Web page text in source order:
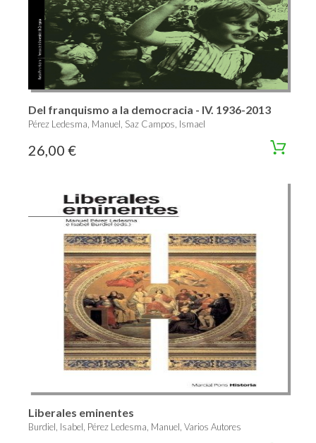
Del franquismo a la democracia - IV. 1936-2013
Pérez Ledesma, Manuel, Saz Campos, Ismael
26,00 €
Liberales eminentes
Burdiel, Isabel, Pérez Ledesma, Manuel, Varios Autores